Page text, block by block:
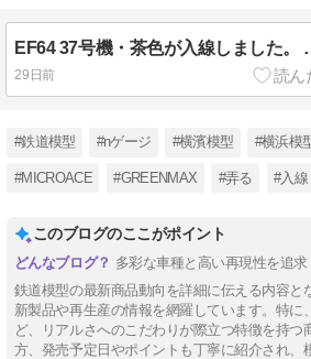
EF64 37号
29日前
#鉄道模型 #nゲージ #横濱模型 #横浜模
#MICROACE #GREENMAX #弄る #入線
このブログのここがポイント
多彩な車種と高い再現性を追求
鉄道模型の最新商品動向を詳細に伝える内容と
新製品や再生産の情報を網羅しています。特に
ど、リアルさへのこだわりが際立つ特徴を持つ
方、発売予定日やポイントも丁寧に紹介され、